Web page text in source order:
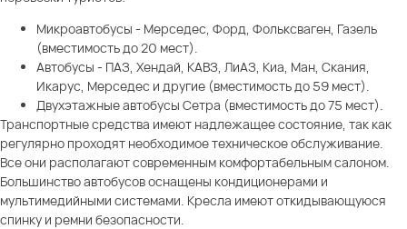
Микроавтобусы - Мерседес, Форд, Фольксваген, Газель
(вместимость до 20 мест).
Автобусы - ПАЗ, Хендай, КАВЗ, ЛиАЗ, Киа, Ман, Скания,
Икарус, Мерседес и другие (вместимость до 59 мест).
Двухэтажные автобусы Сетра (вместимость до 75 мест).
Транспортные средства имеют надлежащее состояние, так как
регулярно проходят необходимое техническое обслуживание.
Все они располагают современным комфортабельным салоном.
Большинство автобусов оснащены кондиционерами и
мультимедийными системами. Кресла имеют откидывающуюся
спинку и ремни безопасности.